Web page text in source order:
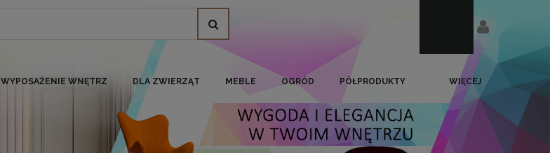
WYPOSAŻENIE WNĘTRZ DLA ZWIERZĄT MEBLE OGRÓD PÓŁPRODUKTY WIĘCEJ